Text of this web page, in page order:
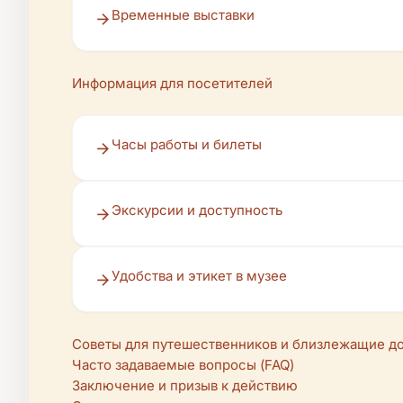
Временные выставки
Информация для посетителей
Часы работы и билеты
Экскурсии и доступность
Удобства и этикет в музее
Советы для путешественников и близлежащие
Часто задаваемые вопросы (FAQ)
Заключение и призыв к действию